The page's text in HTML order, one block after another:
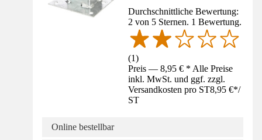
Durchschnittliche Bewertung:
2 von 5 Sternen. 1 Bewertung.
(1)
Preis — 8,95 € * Alle Preise
inkl. MwSt. und ggf. zzgl.
Versandkosten pro ST8,95 €*/
ST
Online bestellbar